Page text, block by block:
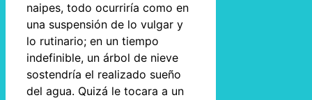
naipes, todo ocurriría como en
una suspensión de lo vulgar y
lo rutinario; en un tiempo
indefinible, un árbol de nieve
sostendría el realizado sueño
del agua. Quizá le tocara a un